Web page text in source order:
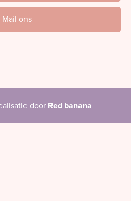
Mail ons
door Red banana